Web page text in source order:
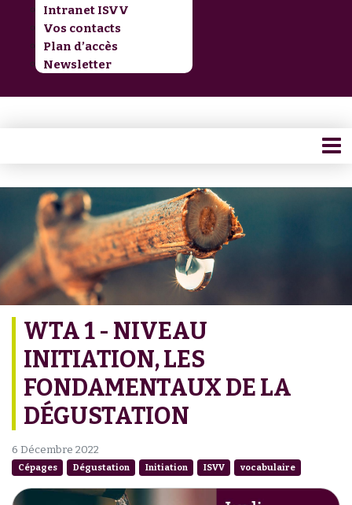
Intranet ISVV
Vos contacts
Plan d’accès
Newsletter
WTA 1 - NIVEAU
INITIATION, LES
FONDAMENTAUX DE LA
DÉGUSTATION
6 Décembre 2022
Cépages Dégustation Initiation ISVV vocabulaire